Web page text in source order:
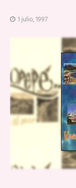
1 julio, 1997